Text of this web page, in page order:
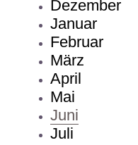
Dezember
Januar
Februar
März
April
Mai
Juni
Juli